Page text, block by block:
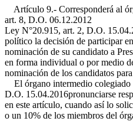
Artículo 9.- Corresponderá al
art. 8, D.O. 06.12.2012
Ley N°20.915, art. 2, D.O.
político la decisión de participar
nominación de su candidato a
en forma individual o por medio
nominación de los candidatos
El órgano intermedio colegiado
D.O. 15.04.2016pronunciarse
en este artículo, cuando así lo
o un 10% de los miembros del